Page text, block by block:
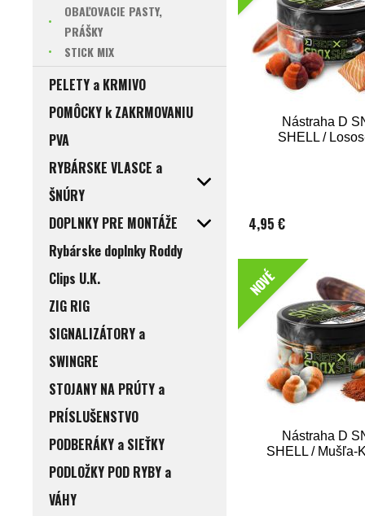
OBAĽOVACIE PASTY,
PRÁŠKY
STICK MIX
PELETY a KRMIVO
POMÔCKY k ZAKRMOVANIU
PVA
RYBÁRSKE VLASCE a
ŠNÚRY
DOPLNKY PRE MONTÁŽE
Rybárske doplnky Roddy
Clips U.K.
ZIG RIG
SIGNALIZÁTORY a
SWINGRE
STOJANY NA PRÚTY a
PRÍSLUŠENSTVO
PODBERÁKY a SIEŤKY
PODLOŽKY POD RYBY a
VÁHY
Nástraha D
SHELL /
4,95 €
NOVÉ
Nástraha D
SHELL / Mušľa-